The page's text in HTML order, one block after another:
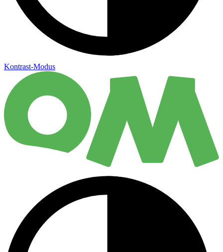
Kontrast-Modus